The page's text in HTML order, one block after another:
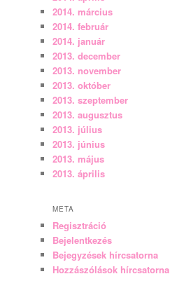
2014. március
2014. február
2014. január
2013. december
2013. november
2013. október
2013. szeptember
2013. augusztus
2013. július
2013. június
2013. május
2013. április
META
Regisztráció
Bejelentkezés
Bejegyzések hírcsatorna
Hozzászólások hírcsatorna